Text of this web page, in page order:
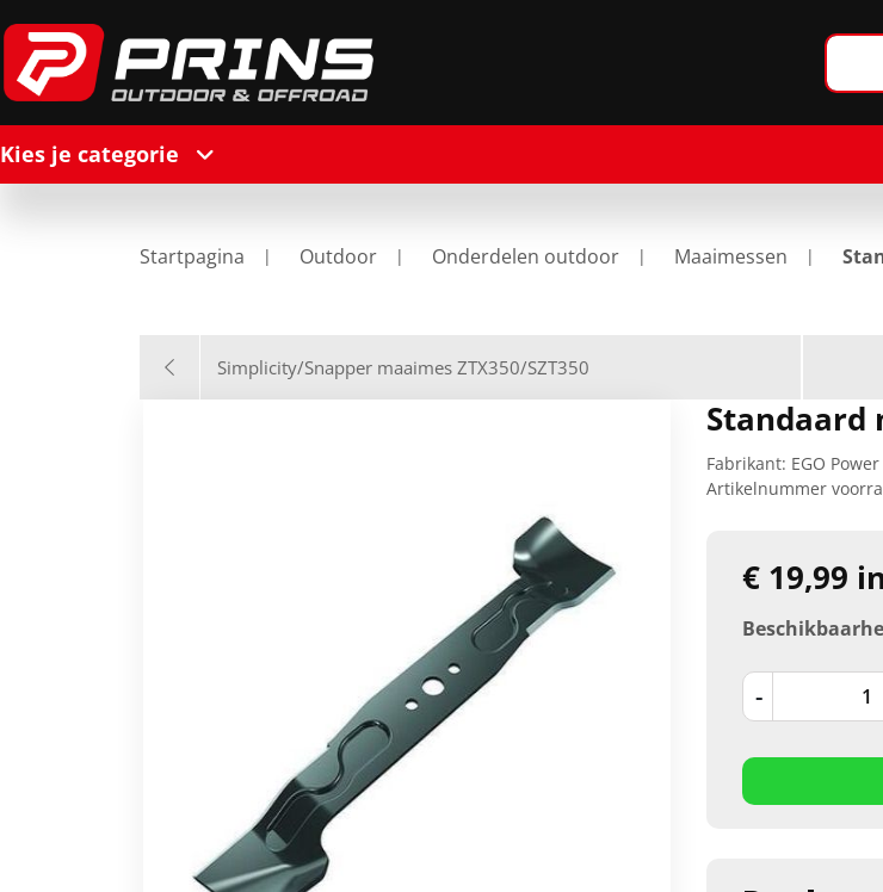
Kies je categorie
Startpagina Outdoor Onderdelen outdoor Maaimessen
Simplicity/Snapper maaimes ZTX350/SZT350
Standaard
Fabrikant: EGO
Artikelnummer
€ 19,99
-